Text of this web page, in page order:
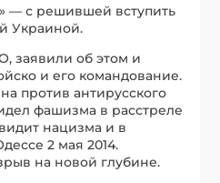
— с решившей вступить
Украиной.
заявили об этом и
и его командование.
против антирусского
фашизма в расстреле
нацизма и в
2 мая 2014.
на новой глубине.